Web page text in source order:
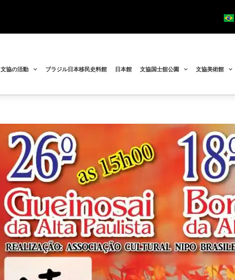
文協の活動 ブラジル日本移民史料館 日本館 文協国士舘公園 文協美術館